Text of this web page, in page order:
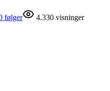
følger 4.330 visninger